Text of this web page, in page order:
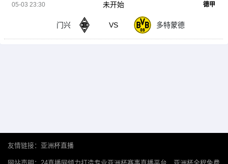
05-03 23:30 德甲
门兴 VS 多特蒙德
未开始
友情链接： 亚洲杯直播